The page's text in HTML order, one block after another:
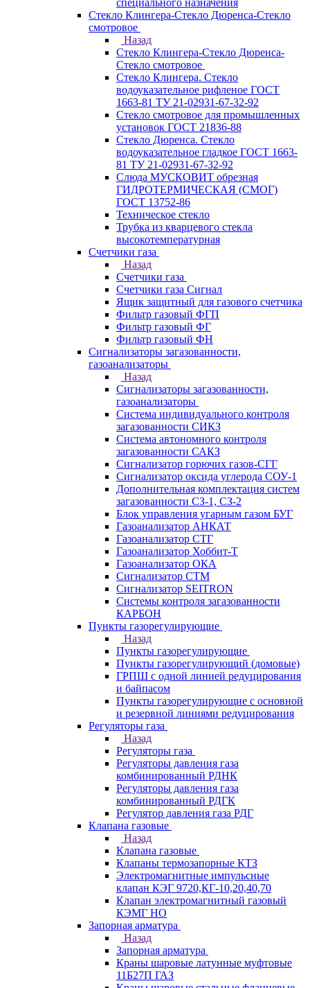
специального назначения
Стекло Клингера-Стекло Дюренса-Стекло
смотровое
Назад
Стекло Клингера-Стекло Дюренса-
Стекло смотровое
Стекло Клингера. Стекло
водоуказательное рифленое ГОСТ
1663-81 ТУ 21-02931-67-32-92
Стекло смотровое для промышленных
установок ГОСТ 21836-88
Стекло Дюренса. Стекло
водоуказательное гладкое ГОСТ 1663-
81 ТУ 21-02931-67-32-92
Слюда МУСКОВИТ обрезная
ГИДРОТЕРМИЧЕСКАЯ (СМОГ)
ГОСТ 13752-86
Техническое стекло
Трубка из кварцевого стекла
высокотемпературная
Счетчики газа
Назад
Счетчики газа
Счетчики газа Сигнал
Ящик защитный для газового счетчика
Фильтр газовый ФГП
Фильтр газовый ФГ
Фильтр газовый ФН
Сигнализаторы загазованности,
газоанализаторы
Назад
Сигнализаторы загазованности,
газоанализаторы
Система индивидуального контроля
загазованности СИКЗ
Система автономного контроля
загазованности САКЗ
Сигнализатор горючих газов-СГГ
Сигнализатор оксида углерода СОУ-1
Дополнительная комплектация систем
загазованности СЗ-1, СЗ-2
Блок управления угарным газом БУГ
Газоанализатор АНКАТ
Газоанализатор СТГ
Газоанализатор Хоббит-Т
Газоанализатор ОКА
Сигнализатор СТМ
Сигнализатор SEITRON
Системы контроля загазованности
КАРБОН
Пункты газорегулирующие
Назад
Пункты газорегулирующие
Пункты газорегулирующий (домовые)
ГРПШ с одной линией редуцирования
и байпасом
Пункты газорегулирующие с основной
и резервной линиями редуцирования
Регуляторы газа
Назад
Регуляторы газа
Регуляторы давления газа
комбинированный РДНК
Регуляторы давления газа
комбинированный РДГК
Регулятор давления газа РДГ
Клапана газовые
Назад
Клапана газовые
Клапаны термозапорные КТЗ
Электромагнитные импульсные
клапан КЭГ 9720,КГ-10,20,40,70
Клапан электромагнитный газовый
КЭМГ НО
Запорная арматура
Назад
Запорная арматура
Краны шаровые латунные муфтовые
11Б27П ГАЗ